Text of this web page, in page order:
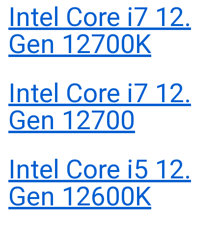
Intel Core i7 12.
Gen 12700K
Intel Core i7 12.
Gen 12700
Intel Core i5 12.
Gen 12600K